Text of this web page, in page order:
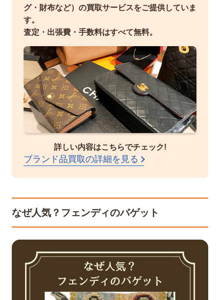
グ・財布など）の買取サービスをご提供していま
す。
査定・出張費・手数料はすべて無料。
詳しい内容はこちらでチェック!
ブランド品買取の詳細を見る
なぜ人気？フェンディのバゲット